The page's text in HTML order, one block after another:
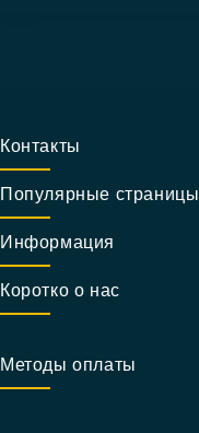
Контакты
Популярные страницы
Информация
Коротко о нас
Методы оплаты